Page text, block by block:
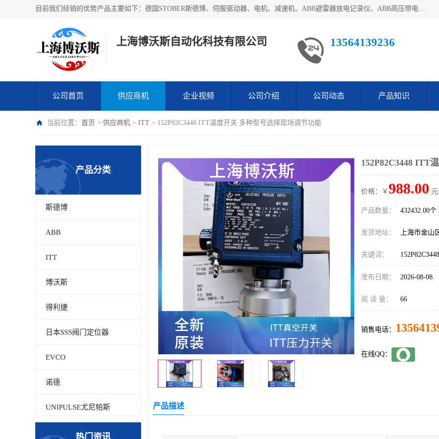
目前我们经销的优势产品主要如下：德国STOBER斯德博、伺服驱动器、电机、减速机、ABB避雷器放电记录仪、ABB高压带电指示器、模拟指示器、柜用照明灯、风机控制器、日本SSS阀门定位器；德国NORD诺德、德国SEW、ITT压力开关、ROSS、伦茨、WEST、ATOS、派克、SSS、三菱、 EVCO、 尤尼帕斯、日本三桥、三菱、威格士、KEB科比等等，品牌众多，无法一一列举！详情来电咨询
上海博沃斯自动化科技有限公司 13564139236
公司首页 供应商机 企业视频 公司介绍 公司动态 产品知识
当前位置： 首页 > 供应商机 > ITT > 152P82C3448 ITT温度开关 多种型号选择现场调节功能
产品分类
斯德博
ABB
ITT
博沃斯
得利捷
日本SSS阀门定位器
EVCO
诺德
UNIPULSE尤尼帕斯
热门资讯
152P82C3448 ITT
价格：￥ 988.00
产品数量： 432432.00个
发货地址： 上海市金山
关键词： 152P82C3448
发布日期： 2026-08-08
阅 读 量： 66
销售电话：
在线QQ：
产品描述